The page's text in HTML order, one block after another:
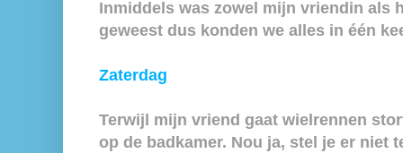
Inmiddels was zowel mijn vriendin als
geweest dus konden we alles in één
Zaterdag
Terwijl mijn vriend gaat wielrennen
op de badkamer. Nou ja, stel je er niet